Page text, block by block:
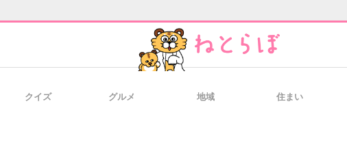
クイズ グルメ 地域 住まい